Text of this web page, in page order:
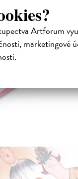
Artforum
marketingové